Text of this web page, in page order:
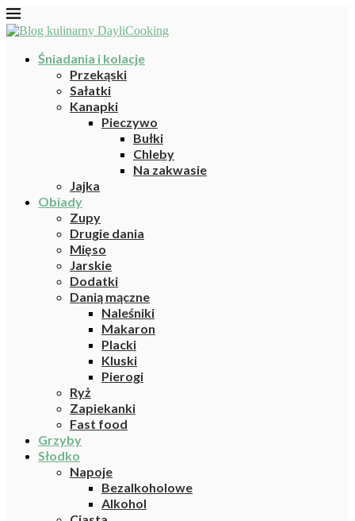
Śniadania i kolacje
Przekąski
Sałatki
Kanapki
Pieczywo
Bułki
Chleby
Na zakwasie
Jajka
Obiady
Zupy
Drugie dania
Mięso
Jarskie
Dodatki
Danią mączne
Naleśniki
Makaron
Placki
Kluski
Pierogi
Ryż
Zapiekanki
Fast food
Grzyby
Słodko
Napoje
Bezalkoholowe
Alkohol